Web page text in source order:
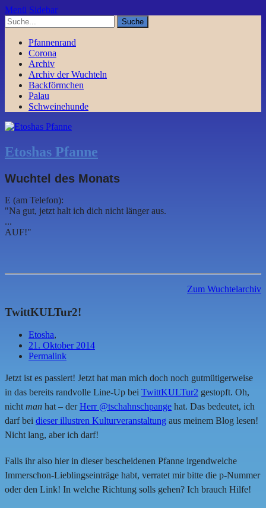
Menü Sidebar
Pfannenrand
Corona
Archiv
Archiv der Wuchteln
Backförmchen
Palau
Schweinehunde
Etoshas Pfanne
Wuchtel des Monats
E (am Telefon):
"Na gut, jetzt halt ich dich nicht länger aus.
...
AUF!"
Zum Wuchtelarchiv
TwittKULTur2!
Etosha,
21. Oktober 2014
Permalink
Jetzt ist es passiert! Jetzt hat man mich doch noch gutmütigerweise
in das bereits randvolle Line-Up bei TwittKULTur2 gestopft. Oh,
nicht man hat – derHerr @tschahnschpange hat. Das bedeutet, ich
darf bei dieser illustren Kulturveranstaltung aus meinem Blog lesen!
Nicht lang, aber ich darf!
Falls ihr also hier in dieser bescheidenen Pfanne irgendwelche
Immerschon-Lieblingseinträge habt, verratet mir bitte die p-Nummer
oder den Link! In welche Richtung solls gehen? Ich brauch Hilfe!